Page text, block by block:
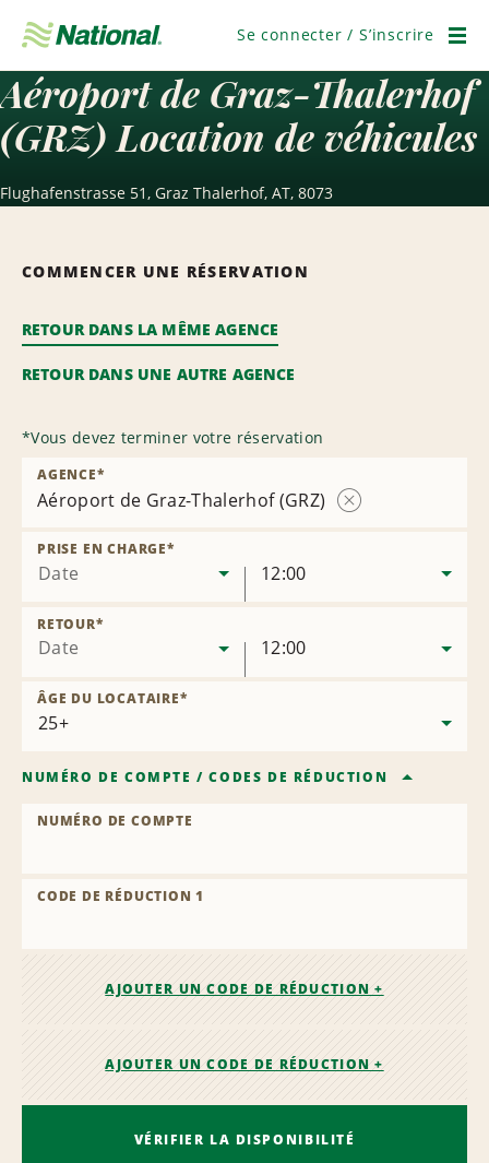
navigation
Se connecter / S’inscrire
Aéroport de Graz-Thalerhof
(GRZ) Location de véhicules
Flughafenstrasse 51, Graz Thalerhof, AT, 8073
COMMENCER UNE RÉSERVATION
RETOUR DANS LA MÊME AGENCE
RETOUR DANS UNE AUTRE AGENCE
*Vous devez terminer votre réservation
Aéroport de Graz-Thalerhof (GRZ)
AGENCE*
Date
PRISE EN CHARGE*
12:00
Date
RETOUR*
12:00
ÂGE DU LOCATAIRE*
NUMÉRO DE COMPTE /CODES DE RÉDUCTION
NUMÉRO DE COMPTE
CODE DE RÉDUCTION 1
AJOUTER UN CODE DE RÉDUCTION +
AJOUTER UN CODE DE RÉDUCTION +
VÉRIFIER LA DISPONIBILITÉ